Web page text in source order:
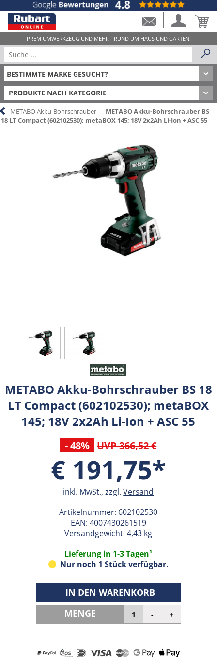
PRODUKTE NACH KATEGORIE
METABO Akku-Bohrschrauber | METABO Akku-Bohrschrauber BS
18 LT Compact (602102530); metaBOX 145; 18V 2x2Ah Li-Ion + ASC 55
METABO Akku-Bohrschrauber BS 18
LT Compact (602102530); metaBOX
145; 18V 2x2Ah Li-Ion + ASC 55
- 48% UVP 366,52 €
€ 191,75*
inkl. MwSt., zzgl.Versand
Artikelnummer: 602102530
EAN: 4007430261519
Versandgewicht: 4,43 kg
Lieferung in 1-3 Tagen¹
Nur noch 1 Stück verfügbar.
IN DEN WARENKORB
MENGE